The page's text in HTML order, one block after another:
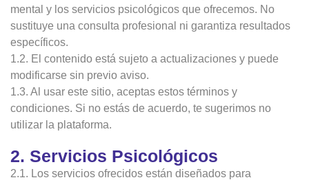
mental y los servicios psicológicos que ofrecemos. No
sustituye una consulta profesional ni garantiza resultados
específicos.
1.2. El contenido está sujeto a actualizaciones y puede
modificarse sin previo aviso.
1.3. Al usar este sitio, aceptas estos términos y
condiciones. Si no estás de acuerdo, te sugerimos no
utilizar la plataforma.
2. Servicios Psicológicos
2.1. Los servicios ofrecidos están diseñados para